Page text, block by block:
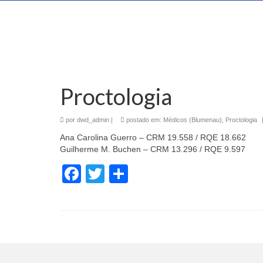
Proctologia
por dwd_admin | postado em: Médicos (Blumenau) Proctologia |
Ana Carolina Guerro – CRM 19.558 / RQE 18.662
Guilherme M. Buchen – CRM 13.296 / RQE 9.597
Facebook
Twitter